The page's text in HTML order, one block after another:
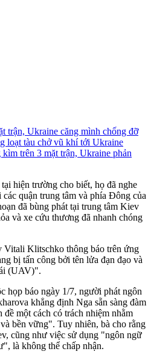
trận, Ukraine căng mình chống đỡ
loạt tàu chở vũ khí tới Ukraine
trên 3 mặt trận, Ukraine phản
tại hiện trường cho biết, họ đã nghe
quận trung tâm và phía Đông của
đã bùng phát tại trung tâm Kiev
và xe cứu thương đã nhanh chóng
Klitschko thông báo trên ứng
bị tấn công bởi tên lửa đạn đạo và
(UAV)".
họp báo ngày 1/7, người phát ngôn
khẳng định Nga sẵn sàng đàm
một cách có trách nhiệm nhằm
bền vững". Tuy nhiên, bà cho rằng
cũng như việc sử dụng "ngôn ngữ
là không thể chấp nhận.